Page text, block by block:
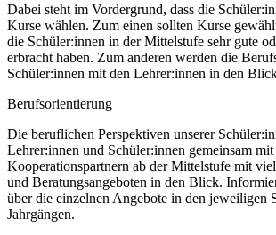
Dabei steht im Vordergrund, dass die
Kurse wählen. Zum einen sollten Kurse
die Schüler:innen in der Mittelstufe sehr gute
erbracht haben. Zum anderen werden die
Schüler:innen mit den Lehrer:innen in den
Berufsorientierung
Die beruflichen Perspektiven unserer
Lehrer:innen und Schüler:innen gemeinsam mit
Kooperationspartnern ab der Mittelstufe mit
und Beratungsangeboten in den Blick.
über die einzelnen Angebote in den jeweiligen
Jahrgängen.